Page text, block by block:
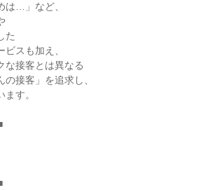
は…」など、
た
スも加え、
な接客とは異なる
の接客」を追求し、
す。